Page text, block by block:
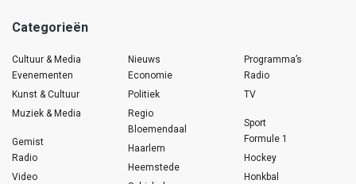
Categorieën
Cultuur & Media
Evenementen
Kunst & Cultuur
Muziek & Media
Gemist
Radio
Video
Nieuws
Economie
Politiek
Regio
Bloemendaal
Haarlem
Heemstede
Programma’s
Radio
TV
Sport
Formule 1
Hockey
Honkbal